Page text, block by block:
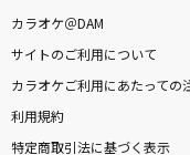
カラオケ＠DAM
サイトのご利用について
カラオケご利用にあたっての
利用規約
特定商取引法に基づく表示